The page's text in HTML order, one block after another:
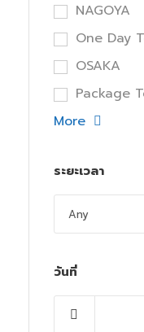
NAGOYA
One Day
OSAKA
Package
More
ระยะเวลา
วันที่